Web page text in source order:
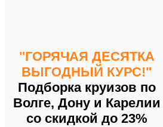
"ГОРЯЧАЯ ДЕСЯТКА
ВЫГОДНЫЙ КУРС!"
Подборка круизов по
Волге, Дону и Карелии
со скидкой до 23%